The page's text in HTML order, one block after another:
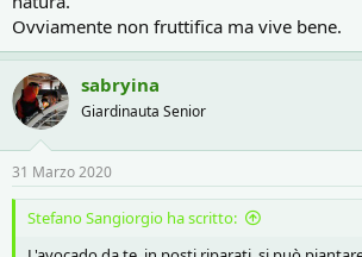
Ovviamente non fruttifica ma vive bene.
sabryina
Giardinauta Senior
31 Marzo 2020
Stefano Sangiorgio ha scritto: